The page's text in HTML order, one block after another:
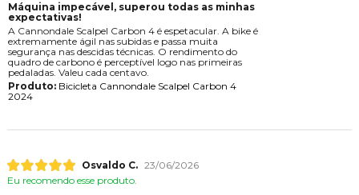
Máquina impecável, superou todas as minhas
expectativas!
A Cannondale Scalpel Carbon 4 é espetacular. A bike é
extremamente ágil nas subidas e passa muita
segurança nas descidas técnicas. O rendimento do
quadro de carbono é perceptível logo nas primeiras
pedaladas. Valeu cada centavo.
Produto:Bicicleta Cannondale Scalpel Carbon 4
2024
Osvaldo C. 23/06/2026
Eu recomendo esse produto.